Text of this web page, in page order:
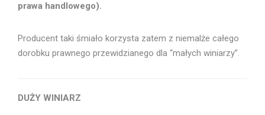
prawa handlowego).
Producent taki śmiało korzysta zatem z niemalże całego
dorobku prawnego przewidzianego dla “małych winiarzy”.
DUŻY WINIARZ